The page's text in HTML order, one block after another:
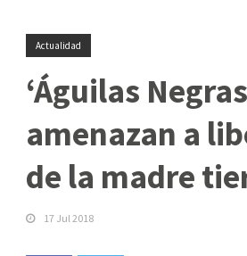
Actualidad
‘Águilas
amenazan a
de la madre
17 Jul 2018